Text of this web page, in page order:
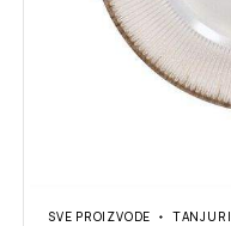
SVE PROIZVODE TANJURI